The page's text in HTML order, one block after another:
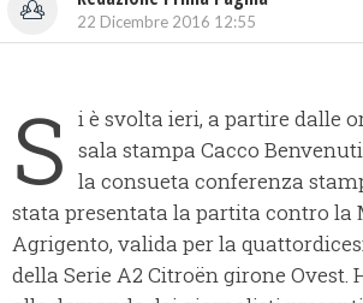
22 Dicembre 2016 12:55
S i è svolta ieri, a partire dalle
sala stampa Cacco
la consueta conferenza
stata presentata la partita contro la
Agrigento, valida per la
della Serie A2 Citroën girone Ovest.